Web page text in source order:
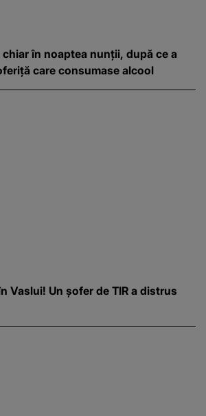
chiar în noaptea nunții, după ce a
care consumase alcool
Vaslui! Un șofer de TIR a distrus